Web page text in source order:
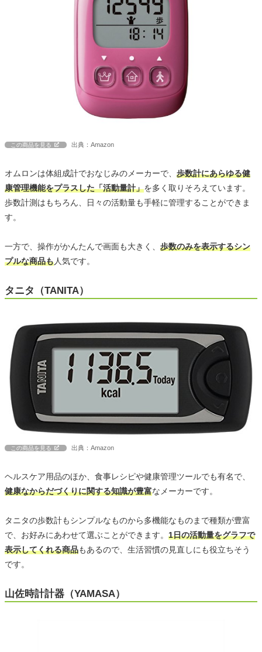
この商品を見る 出典：Amazon
オムロンは体組成計でおなじみのメーカーで、 歩数計にあらゆる健
康管理機能をプラスした「活動量計」を多く取りそろえています。
歩数計測はもちろん、日々の活動量も手軽に管理することができま
す。
一方で、操作がかんたんで画面も大きく、 歩数のみを表示するシン
プルな商品も人気です。
タニタ（TANITA）
この商品を見る 出典：Amazon
ヘルスケア用品のほか、食事レシピや健康管理ツールでも有名で、
健康なからだづくりに関する知識が豊富なメーカーです。
タニタの歩数計もシンプルなものから多機能なものまで種類が豊富
で、お好みにあわせて選ぶことができます。 1日の活動量をグラフで
表示してくれる商品もあるので、生活習慣の見直しにも役立ちそう
です。
山佐時計計器（YAMASA）